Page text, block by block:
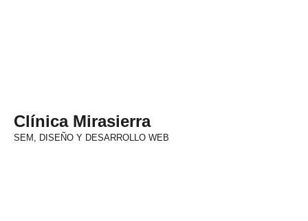
Clínica Mirasierra
SEM, DISEÑO Y DESARROLLO WEB